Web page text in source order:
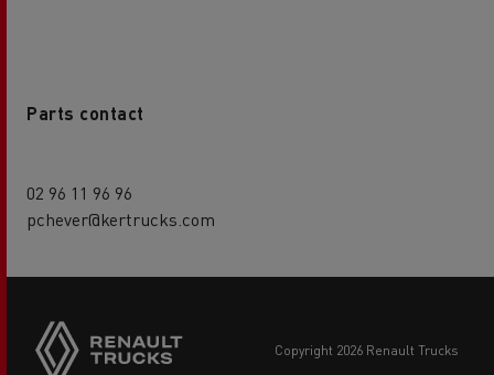
Parts contact
02 96 11 96 96
pchever@kertrucks.com
copyright 2026 Renault Trucks